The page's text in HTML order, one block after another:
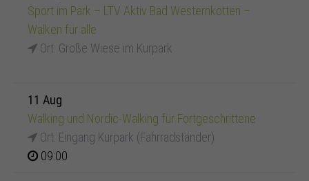
Sport im Park – LTV Aktiv Bad Westernkotten –
Walken für alle
Ort: Große Wiese im Kurpark
11 Aug
Walking und Nordic-Walking für Fortgeschrittene
Ort: Eingang Kurpark (Fahrradständer)
09:00